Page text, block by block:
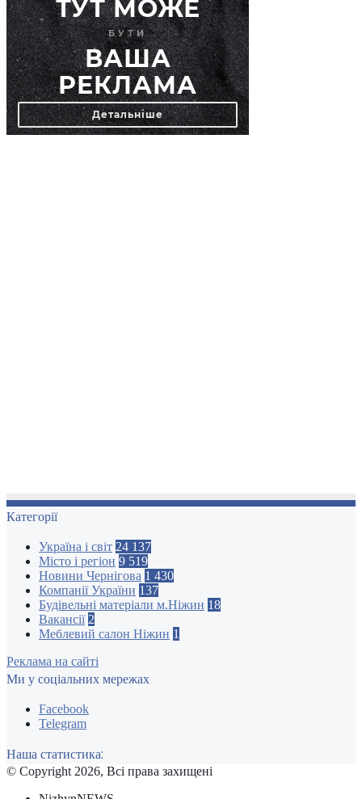
Категорії
Україна і світ 24 137
Місто і регіон 9 519
Новини Чернігова 1 430
Компанії України 137
Будівельні матеріали м.Ніжин 18
Вакансії 2
Меблевий салон Ніжин 1
Реклама на сайті
Ми у соціальних мережах
Facebook
Telegram
Наша статистика:
© Copyright 2026, Всі права захищені